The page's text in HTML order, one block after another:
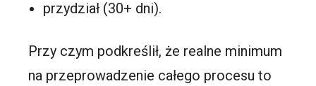
przydział (30+ dni).
Przy czym podkreślił, że realne minimum
na przeprowadzenie całego procesu to